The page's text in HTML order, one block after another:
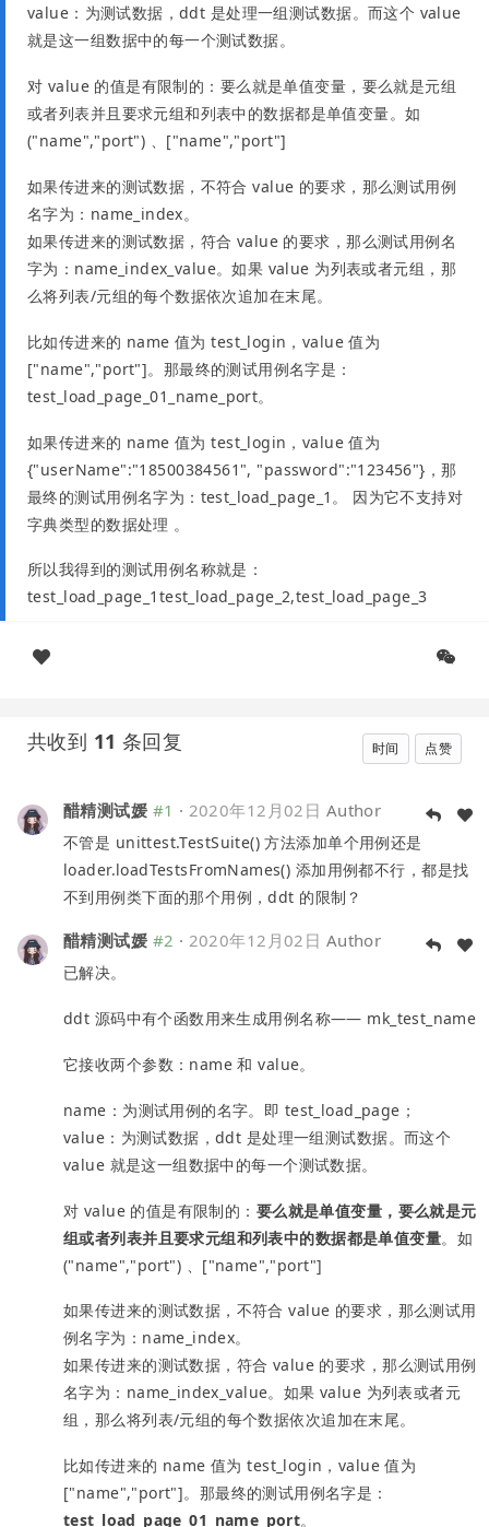
value：为测试数据，ddt 是处理一组测试数据。而这个 value
就是这一组数据中的每一个测试数据。
对 value 的值是有限制的：要么就是单值变量，要么就是元组
或者列表并且要求元组和列表中的数据都是单值变量。如
("name","port") 、["name","port"]
如果传进来的测试数据，不符合 value 的要求，那么测试用例
名字为：name_index。
如果传进来的测试数据，符合 value 的要求，那么测试用例名
字为：name_index_value。如果 value 为列表或者元组，那
么将列表/元组的每个数据依次追加在末尾。
比如传进来的 name 值为 test_login，value 值为
["name","port"]。那最终的测试用例名字是：
test_load_page_01_name_port。
如果传进来的 name 值为 test_login，value 值为
{"userName":"18500384561", "password":"123456"}，那
最终的测试用例名字为：test_load_page_1。 因为它不支持对
字典类型的数据处理 。
所以我得到的测试用例名称就是：
test_load_page_1test_load_page_2,test_load_page_3
共收到 11 条回复 时间 点赞
醋精测试媛 #1 · 2020年12月02日 Author
不管是 unittest.TestSuite() 方法添加单个用例还是
loader.loadTestsFromNames() 添加用例都不行，都是找
不到用例类下面的那个用例，ddt 的限制？
醋精测试媛 #2 · 2020年12月02日 Author
已解决。
ddt 源码中有个函数用来生成用例名称—— mk_test_name
它接收两个参数：name 和 value。
name：为测试用例的名字。即 test_load_page；
value：为测试数据，ddt 是处理一组测试数据。而这个
value 就是这一组数据中的每一个测试数据。
对 value 的值是有限制的： 要么就是单值变量，要么就是元
组或者列表并且要求元组和列表中的数据都是单值变量。如
("name","port") 、["name","port"]
如果传进来的测试数据，不符合 value 的要求，那么测试用
例名字为：name_index。
如果传进来的测试数据，符合 value 的要求，那么测试用例
名字为：name_index_value。如果 value 为列表或者元
组，那么将列表/元组的每个数据依次追加在末尾。
比如传进来的 name 值为 test_login，value 值为
["name","port"]。那最终的测试用例名字是：
test_load_page_01_name_port。